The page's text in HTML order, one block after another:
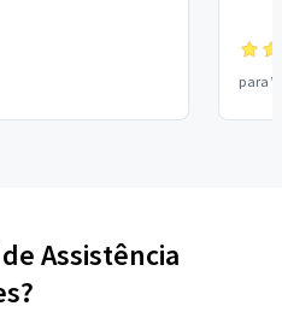
para
Assistência